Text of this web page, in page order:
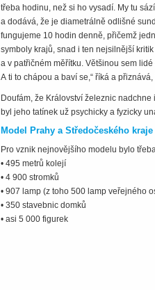
třeba hodinu, než si ho vysadí. My tu
a dodává, že je diametrálně odlišné
fungujeme 10 hodin denně, přičemž
symboly krajů, snad i ten nejsilnější
a v patřičném měřítku. Většinou sem
A ti to chápou a baví se,“ říká a
Doufám, že Království železnic
byl jeho tatínek už psychicky a fyzicky
Model Prahy a Středočeského kraje
Pro vznik nejnovějšího modelu bylo
• 495 metrů kolejí
• 4 900 stromků
• 907 lamp (z toho 500 lamp veřejného
• 350 stavebnic domků
• asi 5 000 figurek